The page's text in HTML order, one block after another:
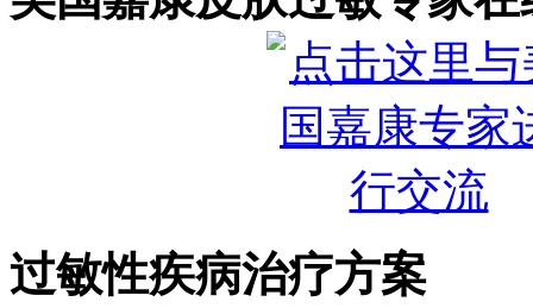
过敏性疾病治疗方案